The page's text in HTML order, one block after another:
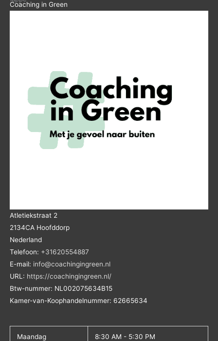
Coaching in Green
Atletiekstraat 2
2134CA Hoofddorp
Nederland
Telefoon: +31620554887
E-mail: info@coachingingreen.nl
URL: https://coachingingreen.nl/
Btw-nummer: NL002075634B15
Kamer-van-Koophandelnummer: 62665634
Maandag 8:30 AM - 5:30 PM